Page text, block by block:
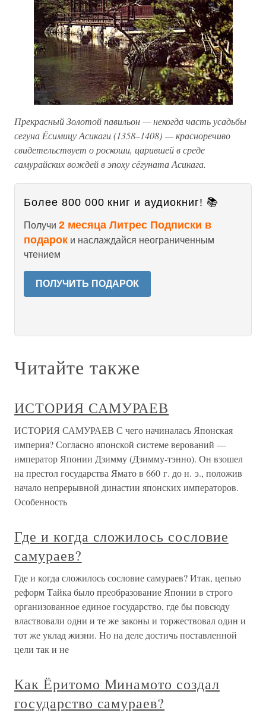
Прекрасный Золотой павильон — некогда часть усадьбы
сегуна Ёсимицу Асикаги (1358–1408) — красноречиво
свидетельствует о роскоши, царившей в среде
самурайских вождей в эпоху сёгуната Асикага.
Более 800 000 книг и аудиокниг! 📚
Получи 2 месяца Литрес Подписки в
подарок и наслаждайся неограниченным
чтением
ПОЛУЧИТЬ ПОДАРОК
Читайте также
ИСТОРИЯ САМУРАЕВ
ИСТОРИЯ САМУРАЕВ С чего начиналась Японская
империя? Согласно японской системе верований —
император Японии Дзимму (Дзимму-тэнно). Он взошел
на престол государства Ямато в 660 г. до н. э., положив
начало непрерывной династии японских императоров.
Особенность
Где и когда сложилось сословие
самураев?
Где и когда сложилось сословие самураев? Итак, цепью
реформ Тайка было преобразование Японии в строго
организованное единое государство, где бы повсюду
властвовали одни и те же законы и торжествовал один и
тот же уклад жизни. Но на деле достичь поставленной
цели так и не
Как Ёритомо Минамото создал
государство самураев?